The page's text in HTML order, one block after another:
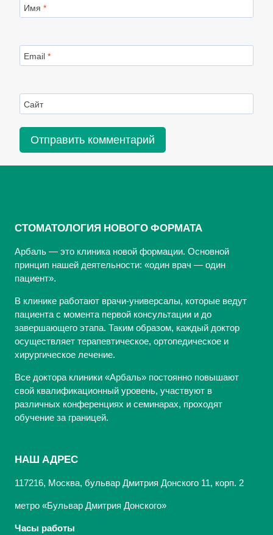
Имя *
Email *
Сайт
СТОМАТОЛОГИЯ НОВОГО ФОРМАТА
Арбаль — это клиника новой формации. Основной
принцип нашей деятельности: «один врач — один
пациент».
В клинике работают врачи-универсалы, которые ведут
пациента с момента первой консультации и до
завершающего этапа. Таким образом, каждый доктор
осуществляет терапевтическое, ортопедическое и
хирургическое лечение.
Все доктора клиники «Арбаль» постоянно повышают
свой квалификационный уровень, участвуют в
различных конференциях и семинарах, проходят
обучение за границей.
НАШ АДРЕС
117216, Москва, бульвар Дмитрия Донского 11, корп. 2
метро «Бульвар Дмитрия Донского»
Часы работы